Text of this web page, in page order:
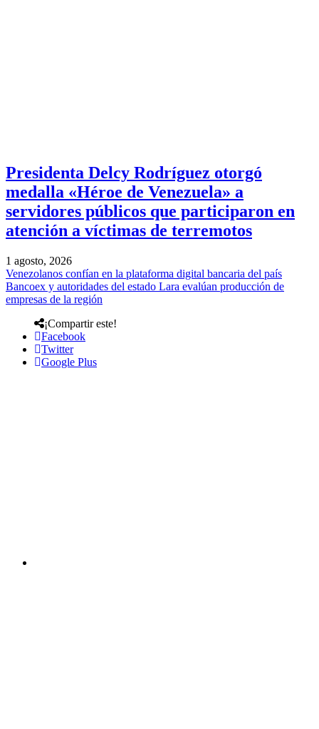
Presidenta Delcy Rodríguez otorgó
medalla «Héroe de Venezuela» a
servidores públicos que participaron en
atención a víctimas de terremotos
1 agosto, 2026
Venezolanos confían en la plataforma digital bancaria del país
Bancoex y autoridades del estado Lara evalúan producción de
empresas de la región
¡Compartir este!
Facebook
Twitter
Google Plus